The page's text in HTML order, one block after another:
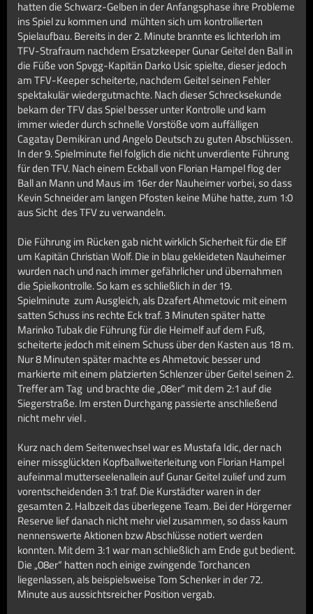
hatten die Schwarz-Gelben in der Anfangsphase ihre Probleme
ins Spiel zu kommen und mühten sich um kontrollierten
Spielaufbau. Bereits in der 2. Minute brannte es lichterloh im
TFV-Strafraum nachdem Ersatzkeeper Gunar Geitel den Ball in
die Füße von Spvgg-Kapitän Darko Usic spielte, dieser jedoch
am TFV-Keeper scheiterte, nachdem Geitel seinen Fehler
spektakulär wiedergutmachte. Nach dieser Schrecksekunde
bekam der TFV das Spiel besser unter Kontrolle und kam
immer wieder durch schnelle Vorstöße vom auffälligen
Cagatay Demikiran und Angelo Deutsch zu guten Abschlüssen.
In der 9. Spielminute fiel folglich die nicht unverdiente Führung
für den TFV. Nach einem Eckball von Florian Hampel flog der
Ball an Mann und Maus im 16er der Nauheimer vorbei, so dass
Kevin Schneider am langen Pfosten keine Mühe hatte, zum 1:0
aus Sicht des TFV zu verwandeln.
Die Führung im Rücken gab nicht wirklich Sicherheit für die Elf
um Kapitän Christian Wolf. Die in blau gekleideten Nauheimer
wurden nach und nach immer gefährlicher und übernahmen
die Spielkontrolle. So kam es schließlich in der 19.
Spielminute zum Ausgleich, als Dzafert Ahmetovic mit einem
satten Schuss ins rechte Eck traf. 3 Minuten später hatte
Marinko Tubak die Führung für die Heimelf auf dem Fuß,
scheiterte jedoch mit einem Schuss über den Kasten aus 18 m.
Nur 8 Minuten später machte es Ahmetovic besser und
markierte mit einem platzierten Schlenzer über Geitel seinen 2.
Treffer am Tag und brachte die „08er“ mit dem 2:1 auf die
Siegerstraße. Im ersten Durchgang passierte anschließend
nicht mehr viel .
Kurz nach dem Seitenwechsel war es Mustafa Idic, der nach
einer missglückten Kopfballweiterleitung von Florian Hampel
aufeinmal mutterseelenallein auf Gunar Geitel zulief und zum
vorentscheidenden 3:1 traf. Die Kurstädter waren in der
gesamten 2. Halbzeit das überlegene Team. Bei der Hörgerner
Reserve lief danach nicht mehr viel zusammen, so dass kaum
nennenswerte Aktionen bzw Abschlüsse notiert werden
konnten. Mit dem 3:1 war man schließlich am Ende gut bedient.
Die „08er“ hatten noch einige zwingende Torchancen
liegenlassen, als beispielsweise Tom Schenker in der 72.
Minute aus aussichtsreicher Position vergab.